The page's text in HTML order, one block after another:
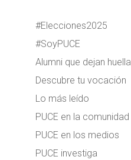
#Elecciones2025
#SoyPUCE
Alumni que dejan huella
Descubre tu vocación
Lo más leído
PUCE en la comunidad
PUCE en los medios
PUCE investiga